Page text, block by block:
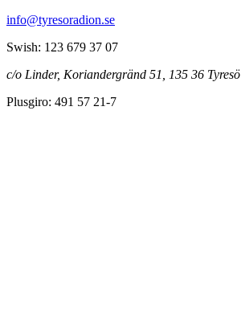
info@tyresoradion.se
Swish: 123 679 37 07
c/o Linder, Koriandergränd 51, 135 36 Tyresö
Plusgiro: 491 57 21-7